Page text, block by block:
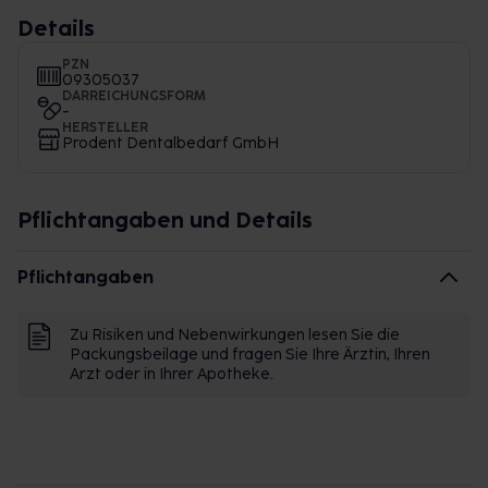
Details
PZN
09305037
DARREICHUNGSFORM
-
HERSTELLER
Prodent Dentalbedarf GmbH
Pflichtangaben und Details
Pflichtangaben
Zu Risiken und Nebenwirkungen lesen Sie die
Packungsbeilage und fragen Sie Ihre Ärztin, Ihren
Arzt oder in Ihrer Apotheke.